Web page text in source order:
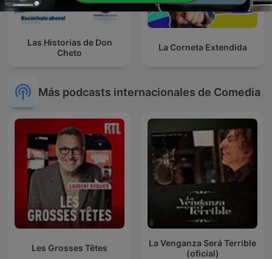
Las Historias de Don
Cheto
La Corneta Extendida
Más podcasts internacionales de Comedia
Les Grosses Têtes
La Venganza Será Terrible
(oficial)